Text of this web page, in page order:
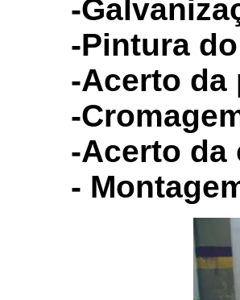
-
-Pintura
-Acerto da
-
-Acerto
-